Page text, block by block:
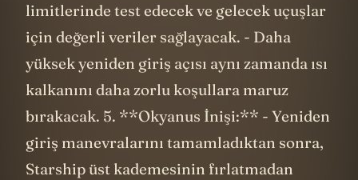
limitlerinde test edecek ve gelecek uçuşlar
için değerli veriler sağlayacak. - Daha
yüksek yeniden giriş açısı aynı zamanda ısı
kalkanını daha zorlu koşullara maruz
bırakacak. 5. **Okyanus İnişi:** - Yeniden
giriş manevralarını tamamladıktan sonra,
Starship üst kademesinin fırlatmadan